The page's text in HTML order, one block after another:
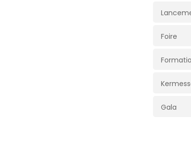
Foire
Gala